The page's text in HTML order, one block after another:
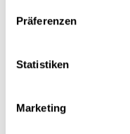
Präferenzen
Statistiken
Marketing
Hauptgruppe
Max. Vorschubkraft
Produktgruppe